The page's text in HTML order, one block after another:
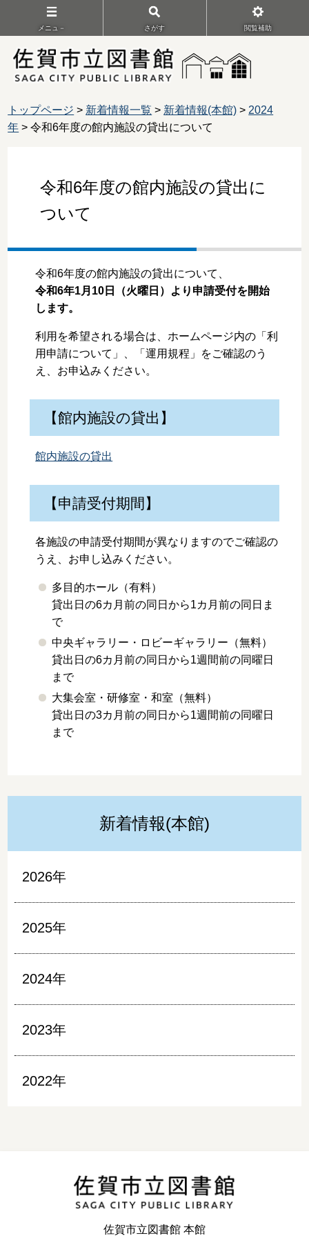
メニュ－ さがす 閲覧補助
トップページ > 新着情報一覧 > 新着情報(本館) > 2024
年 > 令和6年度の館内施設の貸出について
令和6年度の館内施設の貸出に
ついて
令和6年度の館内施設の貸出について、
令和6年1月10日（火曜日）より申請受付を開始
します。
利用を希望される場合は、ホームページ内の「利
用申請について」、「運用規程」をご確認のう
え、お申込みください。
【館内施設の貸出】
館内施設の貸出
【申請受付期間】
各施設の申請受付期間が異なりますのでご確認の
うえ、お申し込みください。
多目的ホール（有料）
貸出日の6カ月前の同日から1カ月前の同日ま
で
中央ギャラリー・ロビーギャラリー（無料）
貸出日の6カ月前の同日から1週間前の同曜日
まで
大集会室・研修室・和室（無料）
貸出日の3カ月前の同日から1週間前の同曜日
まで
新着情報(本館)
2026年
2025年
2024年
2023年
2022年
佐賀市立図書館 本館